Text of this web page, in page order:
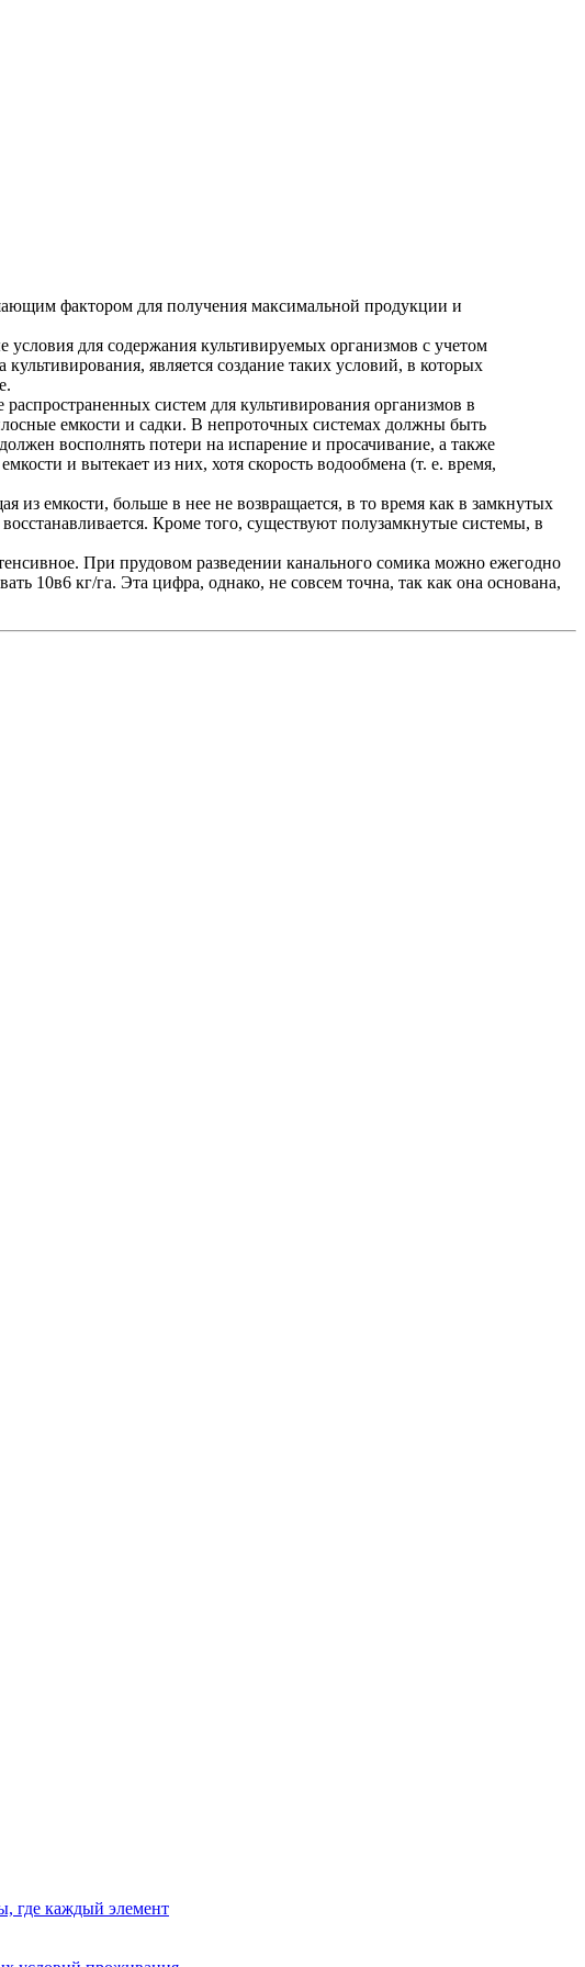
фактором для получения максимальной продукции и
для содержания культивируемых организмов с учетом
является создание таких условий, в которых
систем для культивирования организмов в
емкости и садки. В непроточных системах должны быть
восполнять потери на испарение и просачивание, а также
и вытекает из них, хотя скорость водообмена (т. е. время,
емкости, больше в нее не возвращается, в то время как в замкнутых
Кроме того, существуют полузамкнутые системы, в
При прудовом разведении канального сомика можно ежегодно
10в6 кг/га. Эта цифра, однако, не совсем точна, так как она основана,
где каждый элемент